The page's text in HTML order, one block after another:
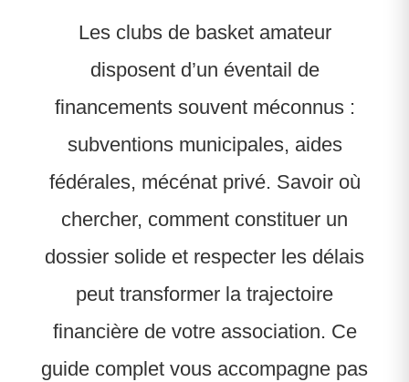
Les clubs de basket amateur
disposent d’un éventail de
financements souvent méconnus :
subventions municipales, aides
fédérales, mécénat privé. Savoir où
chercher, comment constituer un
dossier solide et respecter les délais
peut transformer la trajectoire
financière de votre association. Ce
guide complet vous accompagne pas